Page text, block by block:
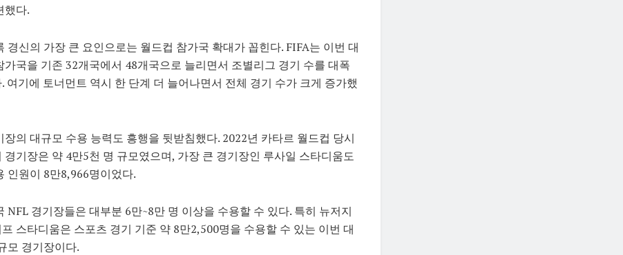
했다.
경신의 가장 큰 요인으로는 월드컵 참가국 확대가 꼽힌다. FIFA는 이번 대
가국을 기존 32개국에서 48개국으로 늘리면서 조별리그 경기 수를 대폭
여기에 토너먼트 역시 한 단계 더 늘어나면서 전체 경기 수가 크게 증가했
장의 대규모 수용 능력도 흥행을 뒷받침했다. 2022년 카타르 월드컵 당시
경기장은 약 4만5천 명 규모였으며, 가장 큰 경기장인 루사일 스타디움도
인원이 8만8,966명이었다.
NFL 경기장들은 대부분 6만~8만 명 이상을 수용할 수 있다. 특히 뉴저지
스타디움은 스포츠 경기 기준 약 8만2,500명을 수용할 수 있는 이번 대
모 경기장이다.